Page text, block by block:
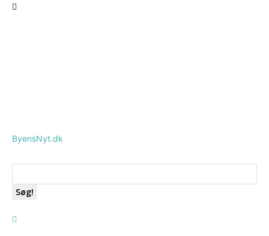
ByensNyt.dk
Søg!